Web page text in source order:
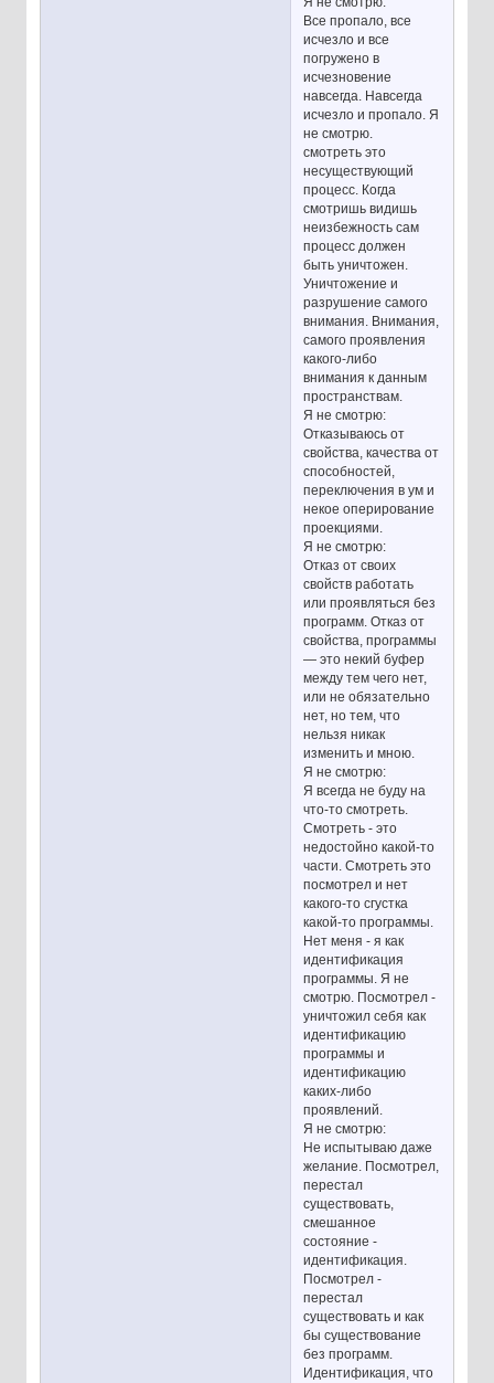
Все пропало, все
исчезло и все
погружено в
исчезновение
навсегда. Навсегда
исчезло и пропало. Я
не смотрю.
смотреть это
несуществующий
процесс. Когда
смотришь видишь
неизбежность сам
процесс должен
быть уничтожен.
Уничтожение и
разрушение самого
внимания. Внимания,
самого проявления
какого-либо
внимания к данным
пространствам.
Я не смотрю:
Отказываюсь от
свойства, качества от
способностей,
переключения в ум и
некое оперирование
проекциями.
Я не смотрю:
Отказ от своих
свойств работать
или проявляться без
программ. Отказ от
свойства, программы
— это некий буфер
между тем чего нет,
или не обязательно
нет, но тем, что
нельзя никак
изменить и мною.
Я не смотрю:
Я всегда не буду на
что-то смотреть.
Смотреть - это
недостойно какой-то
части. Смотреть это
посмотрел и нет
какого-то сгустка
какой-то программы.
Нет меня - я как
идентификация
программы. Я не
смотрю. Посмотрел -
уничтожил себя как
идентификацию
программы и
идентификацию
каких-либо
проявлений.
Я не смотрю:
Не испытываю даже
желание. Посмотрел,
перестал
существовать,
смешанное
состояние -
идентификация.
Посмотрел -
перестал
существовать и как
бы существование
без программ.
Идентификация, что